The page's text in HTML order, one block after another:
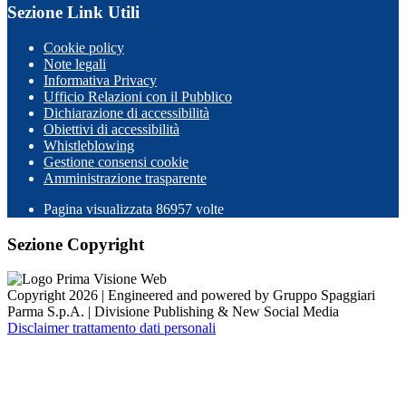
Sezione Link Utili
Cookie policy
Note legali
Informativa Privacy
Ufficio Relazioni con il Pubblico
Dichiarazione di accessibilità
Obiettivi di accessibilità
Whistleblowing
Gestione consensi cookie
Amministrazione trasparente
Pagina visualizzata 86957 volte
Sezione Copyright
Copyright 2026 | Engineered and powered by Gruppo Spaggiari
Parma S.p.A. | Divisione Publishing & New Social Media
Disclaimer trattamento dati personali